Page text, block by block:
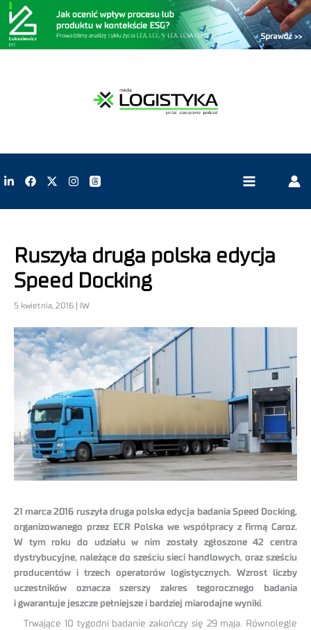
Ruszyła druga polska edycja
Speed Docking
5 kwietnia, 2016 | IW
21 marca 2016 ruszyła druga polska edycja badania Speed Docking,
organizowanego przez ECR Polska we współpracy z firmą Caroz.
W tym roku do udziału w nim zostały zgłoszone 42 centra
dystrybucyjne, należące do sześciu sieci handlowych, oraz sześciu
producentów i trzech operatorów logistycznych. Wzrost liczby
uczestników oznacza szerszy zakres tegorocznego badania
i gwarantuje jeszcze pełniejsze i bardziej miarodajne wyniki.
Trwające 10 tygodni badanie zakończy się 29 maja. Równolegle